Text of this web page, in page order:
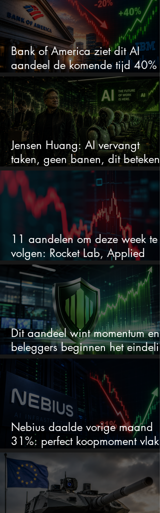
Bank of America ziet dit AI
aandeel de komende tijd 40%
stijgen na 20% daling
Jensen Huang: AI vervangt
taken, geen banen, dit betekent
het voor AI-aandelen
11 aandelen om deze week te
volgen: Rocket Lab, Applied
Materials en de zwaarste AI-test
Dit aandeel wint momentum en
beleggers beginnen het eindelijk
te zien
Nebius daalde vorige maand
31%: perfect koopmoment vlak
voor kwartaalcijfers?